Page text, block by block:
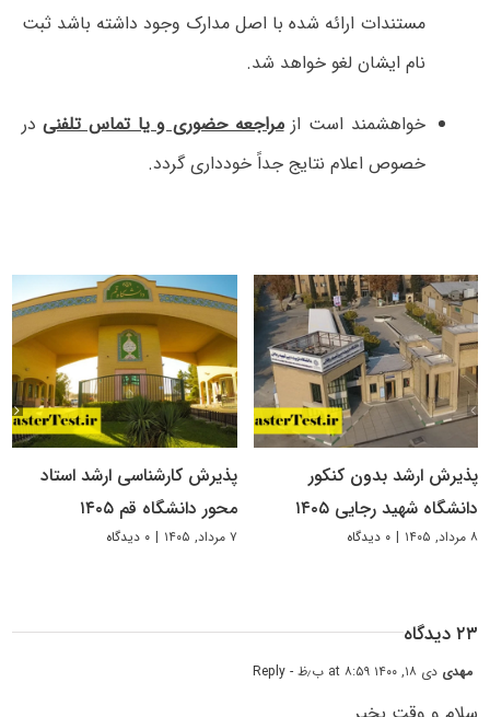
مستندات ارائه شده با اصل مدارک وجود داشته باشد ثبت
­نام ایشان لغو خواهد شد.
خواهشمند است ازمراجعه حضوری و یا تماس تلفنیدر
خصوص اعلام نتایج جداً خودداری گردد.
پذیرش ارشد بدون کنکور
دانشگاه شهید رجایی ۱۴۰۵
۸ مرداد, ۱۴۰۵ | ۰ دیدگاه
پذیرش کارشناسی ارشد استاد
محور دانشگاه قم ۱۴۰۵
۷ مرداد, ۱۴۰۵ | ۰ دیدگاه
۲۳ دیدگاه
مهدی دی ۱۸, ۱۴۰۰ at ۸:۵۹ ب٫ظ - Reply